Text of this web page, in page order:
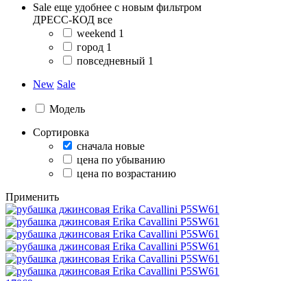
Sale еще удобнее с новым фильтром
ДРЕСС-КОД все
weekend 1
город 1
повседневный 1
New Sale
Модель
Сортировка
сначала новые
цена по убыванию
цена по возрастанию
Применить